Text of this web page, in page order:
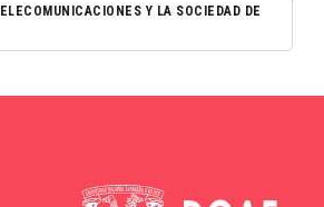
Y LA SOCIEDAD DE